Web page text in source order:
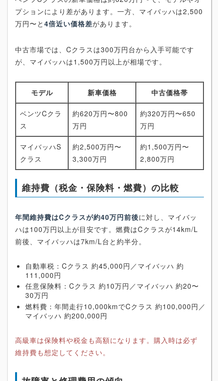
プションにより差があります。一方、マイバッハは2,500
万円〜と 4倍近い価格差があります。
中古市場では、Cクラスは300万円台から入手可能です
が、マイバッハは1,500万円以上が相場です。
モデル 新車価格 中古価格帯
ベンツCクラ
ス
約620万円〜800
万円
約320万円〜650
万円
マイバッハS
クラス
約2,500万円〜
3,300万円
約1,500万円〜
2,800万円
維持費（税金・保険料・燃費）の比較
年間維持費はCクラスが約40万円前後に対し、マイバッ
ハは100万円以上が目安です。燃費はCクラスが14km/L
前後、マイバッハは7km/L台と約半分。
自動車税：Cクラス 約45,000円／マイバッハ 約
111,000円
任意保険料：Cクラス 約10万円／マイバッハ 約20〜
30万円
燃料費：年間走行10,000kmでCクラス 約100,000円／
マイバッハ 約200,000円
高級車は保険料や税金も高額になります。購入時は必ず
維持費も想定してください。